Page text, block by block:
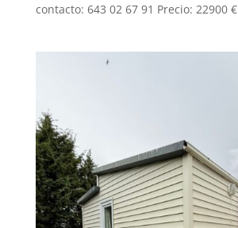
contacto: 643 02 67 91 Precio: 22900 €